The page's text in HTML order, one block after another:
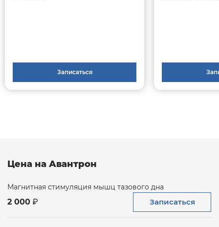
Записаться
Цена на Авантрон
Магнитная стимуляция мышц тазового дна
2 000 Записаться